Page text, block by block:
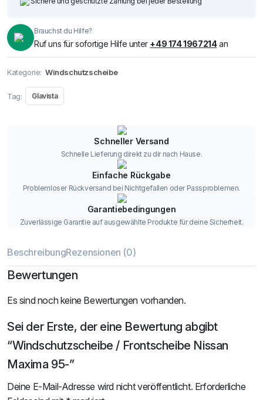
Brauchst du Hilfe?
Ruf uns für sofortige Hilfe unter +49 174 1967214an
Kategorie: Windschutzscheibe
Tag: Glavista
Schneller Versand
Schnelle Lieferung direkt zu dir nach Hause.
Einfache Rückgabe
Problemloser Rückversand bei Nichtgefallen oder Passproblemen.
Garantiebedingungen
Zuverlässige Garantie auf ausgewählte Produkte für deine Sicherheit.
BeschreibungRezensionen (0)
Bewertungen
Es sind noch keine Bewertungen vorhanden.
Sei der Erste, der eine Bewertung abgibt
“Windschutzscheibe / Frontscheibe Nissan
Maxima 95-”
Deine E-Mail-Adresse wird nicht veröffentlicht. Erforderliche